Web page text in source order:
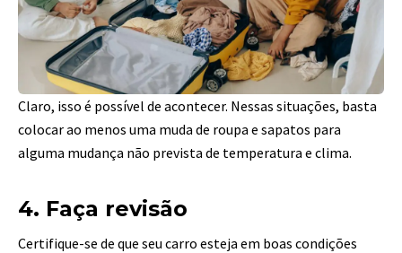
Claro, isso é possível de acontecer. Nessas situações, basta
colocar ao menos uma muda de roupa e sapatos para
alguma mudança não prevista de temperatura e clima.
4. Faça revisão
Certifique-se de que seu carro esteja em boas condições